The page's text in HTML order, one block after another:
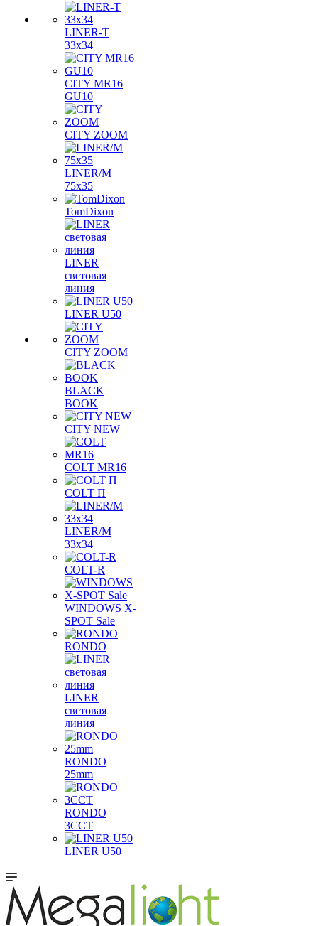
LINER-T
33x34
CITY MR16
GU10
CITY ZOOM
LINER/M
75х35
TomDixon
LINER
световая
линия
LINER U50
CITY ZOOM
BLACK
BOOK
CITY NEW
COLT MR16
COLT П
LINER/М
33х34
COLT-R
WINDOWS X-
SPOT Sale
RONDO
LINER
световая
линия
RONDO
25mm
RONDO
3CCT
LINER U50